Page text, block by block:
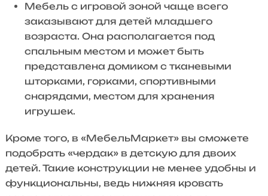
Мебель с игровой зоной чаще всего
заказывают для детей младшего
возраста. Она располагается под
спальным местом и может быть
представлена домиком с тканевыми
шторками, горками, спортивными
снарядами, местом для хранения
игрушек.
Кроме того, в «МебельМаркет» вы сможете
подобрать «чердак» в детскую для двоих
детей. Такие конструкции не менее удобны и
функциональны, ведь нижняя кровать